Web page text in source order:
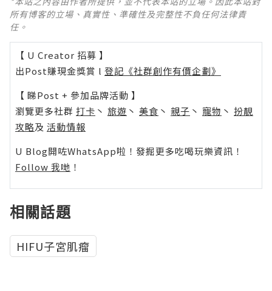
所有博客的立場、真實性、準確性及完整性不負任何法律責
任。
【 U Creator 招募 】
出Post賺現金獎賞 l 登記《社群創作有價企劃》
【 睇Post + 參加品牌活動 】
瀏覽更多社群 打卡 丶 旅遊 丶 美食 丶 親子 丶 寵物 丶 扮靚
攻略及 活動情報
U Blog開咗WhatsApp啦！發掘更多吃喝玩樂資訊！
Follow 我哋 ！
相關話題
HIFU子宮肌瘤